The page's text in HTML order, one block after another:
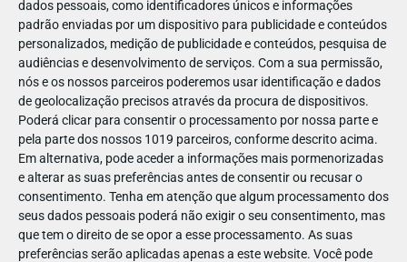
dados pessoais, como identificadores únicos e informações
padrão enviadas por um dispositivo para publicidade e conteúdos
personalizados, medição de publicidade e conteúdos, pesquisa de
audiências e desenvolvimento de serviços. Com a sua permissão,
nós e os nossos parceiros poderemos usar identificação e dados
de geolocalização precisos através da procura de dispositivos.
Poderá clicar para consentir o processamento por nossa parte e
pela parte dos nossos 1019 parceiros, conforme descrito acima.
Em alternativa, pode aceder a informações mais pormenorizadas
e alterar as suas preferências antes de consentir ou recusar o
consentimento. Tenha em atenção que algum processamento dos
seus dados pessoais poderá não exigir o seu consentimento, mas
que tem o direito de se opor a esse processamento. As suas
preferências serão aplicadas apenas a este website. Você pode
enfrentam desafios e
descobrem o seu
verdadeiro destino,
enquanto tentam salvar o
universo.
VER SESSÕES
Thomas não desistem,
com a generosidade das
mulheres da vila e do
talento de um misterioso
joalheiro.
VER SESSÕES